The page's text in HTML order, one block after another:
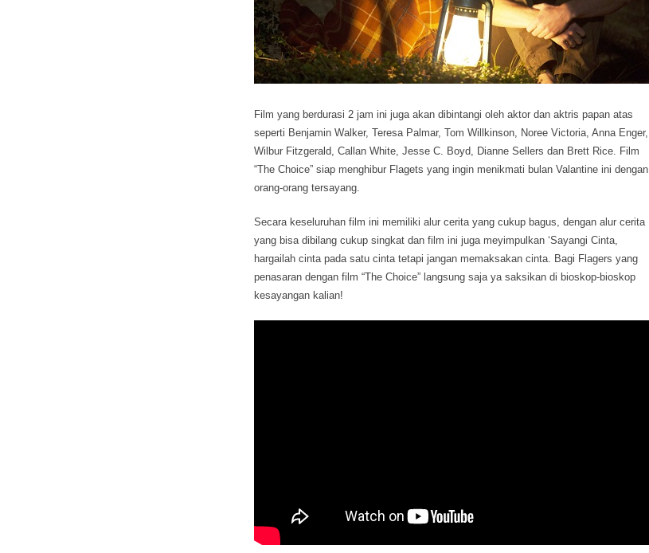
Film yang berdurasi 2 jam ini juga akan dibintangi oleh aktor dan aktris papan atas
seperti Benjamin Walker, Teresa Palmar, Tom Willkinson, Noree Victoria, Anna Enger,
Wilbur Fitzgerald, Callan White, Jesse C. Boyd, Dianne Sellers dan Brett Rice. Film
“The Choice” siap menghibur Flagets yang ingin menikmati bulan Valantine ini dengan
orang-orang tersayang.
Secara keseluruhan film ini memiliki alur cerita yang cukup bagus, dengan alur cerita
yang bisa dibilang cukup singkat dan film ini juga meyimpulkan ‘Sayangi Cinta,
hargailah cinta pada satu cinta tetapi jangan memaksakan cinta. Bagi Flagers yang
penasaran dengan film “The Choice” langsung saja ya saksikan di bioskop-bioskop
kesayangan kalian!